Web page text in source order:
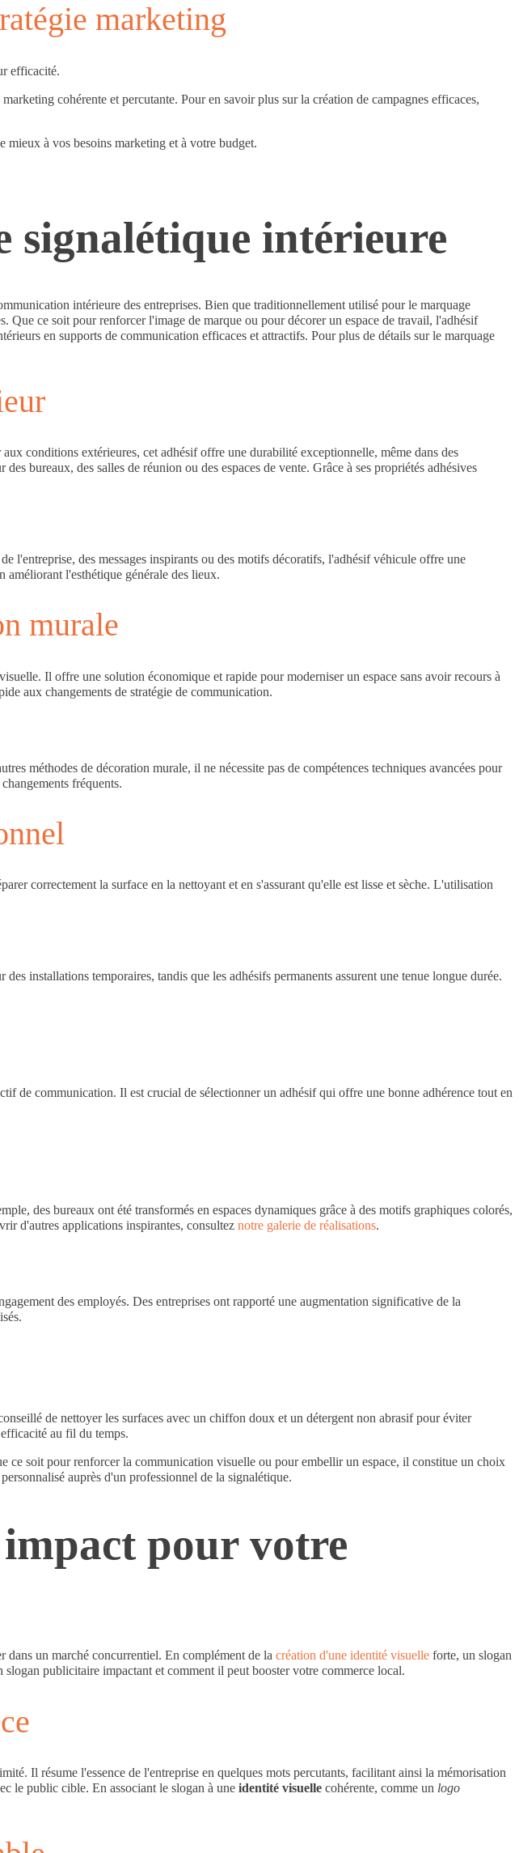
marketing
efficacité.
cohérente et percutante. Pour en savoir plus sur la création de campagnes efficaces,
mieux à vos besoins marketing et à votre budget.
signalétique intérieure
intérieure des entreprises. Bien que traditionnellement utilisé pour le marquage
ce soit pour renforcer l'image de marque ou pour décorer un espace de travail, l'adhésif
en supports de communication efficaces et attractifs. Pour plus de détails sur le marquage
conditions extérieures, cet adhésif offre une durabilité exceptionnelle, même dans des
bureaux, des salles de réunion ou des espaces de vente. Grâce à ses propriétés adhésives
l'entreprise, des messages inspirants ou des motifs décoratifs, l'adhésif véhicule offre une
l'esthétique générale des lieux.
murale
Il offre une solution économique et rapide pour moderniser un espace sans avoir recours à
aux changements de stratégie de communication.
méthodes de décoration murale, il ne nécessite pas de compétences techniques avancées pour
fréquents.
correctement la surface en la nettoyant et en s'assurant qu'elle est lisse et sèche. L'utilisation
installations temporaires, tandis que les adhésifs permanents assurent une tenue longue durée.
de communication. Il est crucial de sélectionner un adhésif qui offre une bonne adhérence tout en
des bureaux ont été transformés en espaces dynamiques grâce à des motifs graphiques colorés,
d'autres applications inspirantes, consultez notre galerie de réalisations.
des employés. Des entreprises ont rapporté une augmentation significative de la
de nettoyer les surfaces avec un chiffon doux et un détergent non abrasif pour éviter
au fil du temps.
soit pour renforcer la communication visuelle ou pour embellir un espace, il constitue un choix
auprès d'un professionnel de la signalétique.
pour votre
dans un marché concurrentiel. En complément de la création d'une identité visuelle forte, un slogan
publicitaire impactant et comment il peut booster votre commerce local.
Il résume l'essence de l'entreprise en quelques mots percutants, facilitant ainsi la mémorisation
le public cible. En associant le slogan à une identité visuelle cohérente, comme un logo